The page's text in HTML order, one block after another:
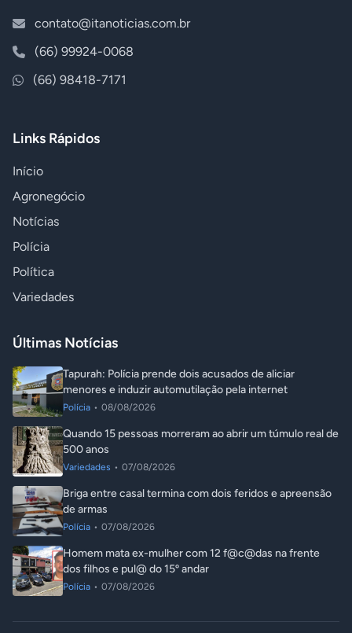
contato@itanoticias.com.br
(66) 99924-0068
(66) 98418-7171
Links Rápidos
Início
Agronegócio
Notícias
Polícia
Política
Variedades
Últimas Notícias
Tapurah: Polícia prende dois acusados de aliciar
menores e induzir automutilação pela internet
Polícia • 08/08/2026
Quando 15 pessoas morreram ao abrir um túmulo real de
500 anos
Variedades • 07/08/2026
Briga entre casal termina com dois feridos e apreensão
de armas
Polícia • 07/08/2026
Homem mata ex-mulher com 12 f@c@das na frente
dos filhos e pul@ do 15º andar
Polícia • 07/08/2026